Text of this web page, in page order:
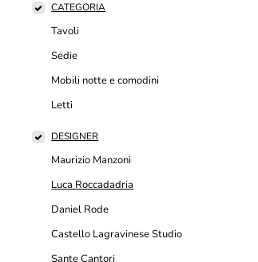
CATEGORIA
Tavoli
Sedie
Mobili notte e comodini
Letti
DESIGNER
Maurizio Manzoni
Luca Roccadadria
Daniel Rode
Castello Lagravinese Studio
Sante Cantori